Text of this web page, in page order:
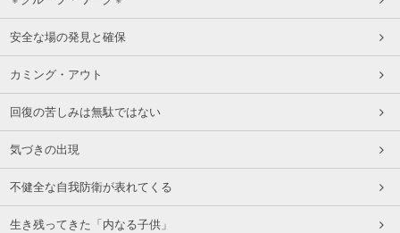
安全な場の発見と確保
カミング・アウト
回復の苦しみは無駄ではない
気づきの出現
不健全な自我防衛が表れてくる
生き残ってきた「内なる子供」